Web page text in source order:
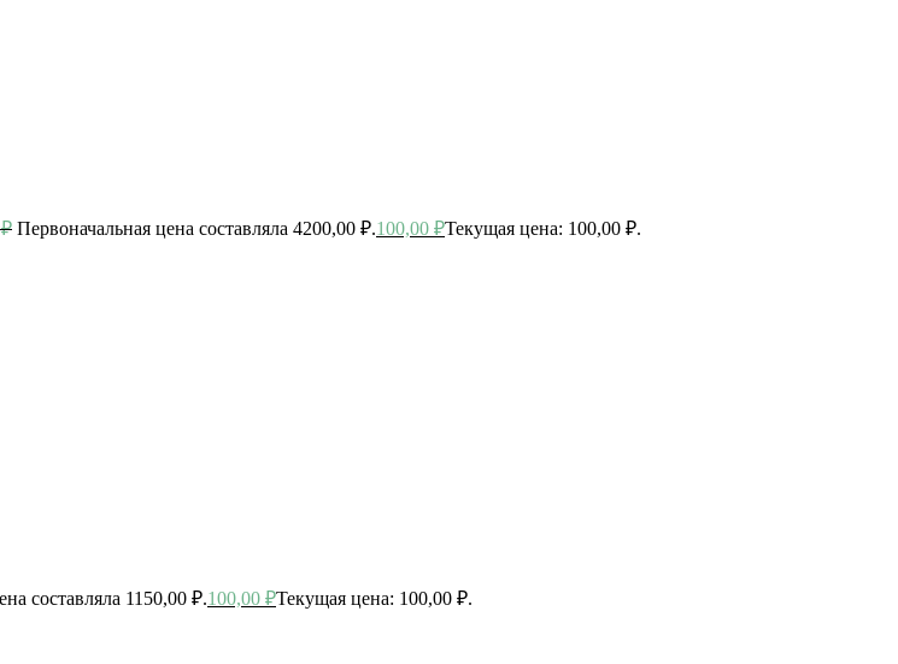
₽ Первоначальная цена составляла 4200,00 ₽.100,00 ₽Текущая цена: 100,00 ₽.
составляла 1150,00 ₽.100,00 ₽Текущая цена: 100,00 ₽.